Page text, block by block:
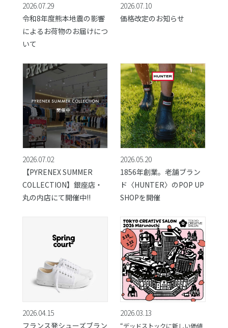
2026.07.29
令和8年度熊本地震の影響
によるお荷物のお届けにつ
いて
2026.07.10
価格改定のお知らせ
2026.07.02
【PYRENEX SUMMER
COLLECTION】銀座店・
丸の内店にて開催中!!
2026.05.20
1856年創業。老舗ブラン
ド〈HUNTER〉のPOP UP
SHOPを開催
2026.04.15
フランス発シューズブラン
2026.03.13
“デッドストックに新しい価値